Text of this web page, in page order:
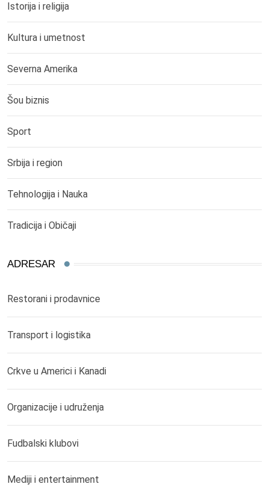
Istorija i religija
Kultura i umetnost
Severna Amerika
Šou biznis
Sport
Srbija i region
Tehnologija i Nauka
Tradicija i Običaji
ADRESAR
Restorani i prodavnice
Transport i logistika
Crkve u Americi i Kanadi
Organizacije i udruženja
Fudbalski klubovi
Mediji i entertainment